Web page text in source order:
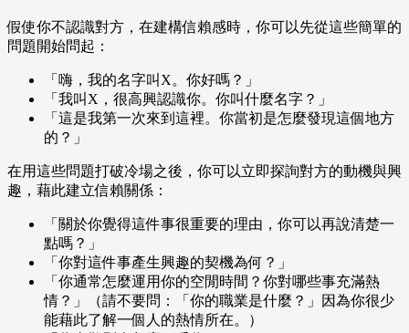
假使你不認識對方，在建構信賴感時，你可以先從這些簡單的
問題開始問起：
「嗨，我的名字叫X。你好嗎？」
「我叫X，很高興認識你。你叫什麼名字？」
「這是我第一次來到這裡。你當初是怎麼發現這個地方
的？」
在用這些問題打破冷場之後，你可以立即探詢對方的動機與興
趣，藉此建立信賴關係：
「關於你覺得這件事很重要的理由，你可以再說清楚一
點嗎？」
「你對這件事產生興趣的契機為何？」
「你通常怎麼運用你的空閒時間？你對哪些事充滿熱
情？」（請不要問：「你的職業是什麼？」因為你很少
能藉此了解一個人的熱情所在。）